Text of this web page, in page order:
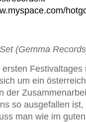
(Gemma
um ein
der
so ausgefallen
man wie im